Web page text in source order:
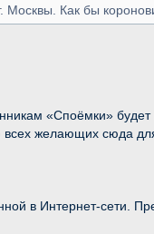
Москвы. Как бы
«Споёмки» будет
желающих сюда
в Интернет-сети.